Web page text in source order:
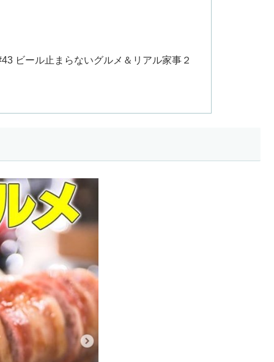
ビール止まらないグルメ＆リアル家事２